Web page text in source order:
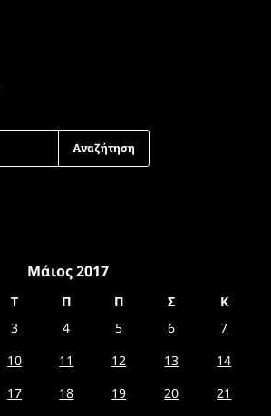
Μάιος 2017
Τ Π Π Σ
Κ
3 4 5 6
7
10 11 12 13
14
17 18 19 20
21